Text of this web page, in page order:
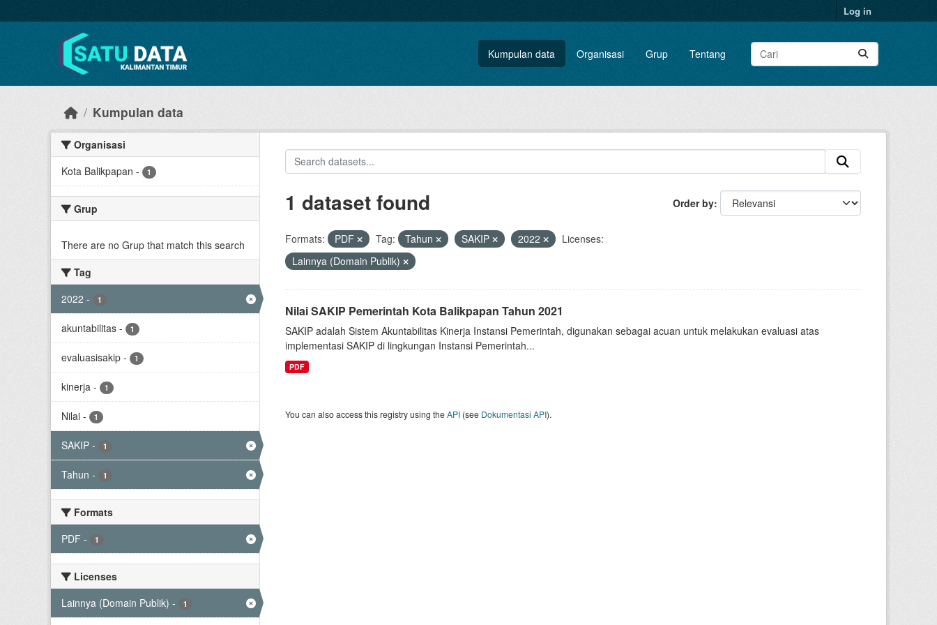
Log in
Kumpulan data Organisasi Grup Tentang
Kumpulan data
Organisasi
Kota Balikpapan - 1
Grup
There are no Grup that match this search
Tag
2022 - 1
akuntabilitas - 1
evaluasisakip - 1
kinerja - 1
Nilai - 1
SAKIP - 1
Tahun - 1
Formats
PDF - 1
Licenses
Lainnya (Domain Publik) - 1
Order by
1 dataset found
Formats: PDF Tag: Tahun SAKIP 2022
Licenses:
Lainnya (Domain Publik)
Nilai SAKIP Pemerintah Kota Balikpapan Tahun 2021
SAKIP adalah Sistem Akuntabilitas Kinerja Instansi Pemerintah, digunakan sebagai acuan untuk melakukan evaluasi atas
implementasi SAKIP di lingkungan Instansi Pemerintah...
PDF
You can also access this registry using theAPI(see Dokumentasi API).